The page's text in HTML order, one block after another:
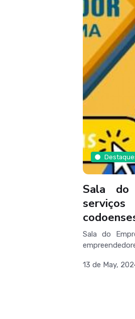
Sala do
serviços
Sala do
13 de May,